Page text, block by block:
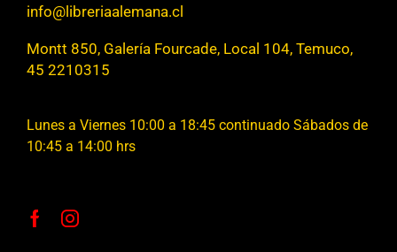
info@libreriaalemana.cl
Montt 850, Galería Fourcade, Local 104, Temuco,
45 2210315
Lunes a Viernes 10:00 a 18:45 continuado Sábados de
10:45 a 14:00 hrs